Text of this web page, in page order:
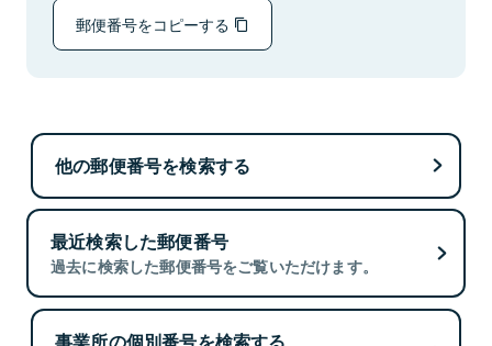
郵便番号をコピーする
他の郵便番号を検索する
最近検索した郵便番号
過去に検索した郵便番号をご覧いただけます。
事業所の個別番号を検索する